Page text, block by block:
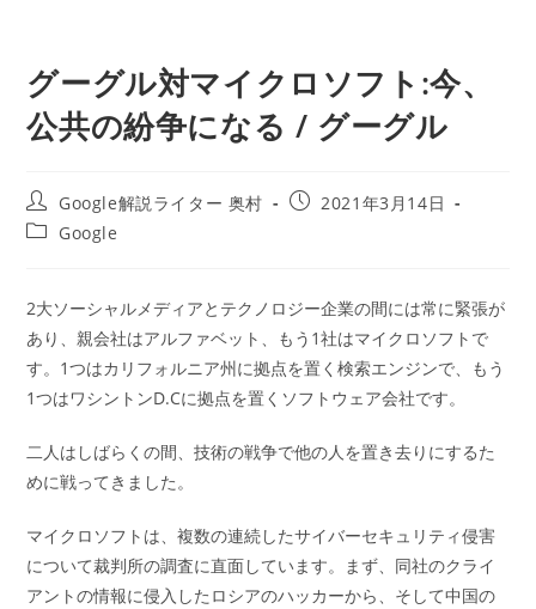
グーグル対マイクロソフト:今、
公共の紛争になる / グーグル
投
稿
者:
Google解説ライター 奥村
投
2021年3月14日
投
テ
ゴ
リ
ー:
Google
2大ソーシャルメディアとテクノロジー企業の間には常に緊張が
あり、親会社はアルファベット、もう1社はマイクロソフトで
す。1つはカリフォルニア州に拠点を置く検索エンジンで、もう
1つはワシントンD.Cに拠点を置くソフトウェア会社です。
二人はしばらくの間、技術の戦争で他の人を置き去りにするた
めに戦ってきました。
マイクロソフトは、複数の連続したサイバーセキュリティ侵害
について裁判所の調査に直面しています。まず、同社のクライ
アントの情報に侵入したロシアのハッカーから、そして中国の